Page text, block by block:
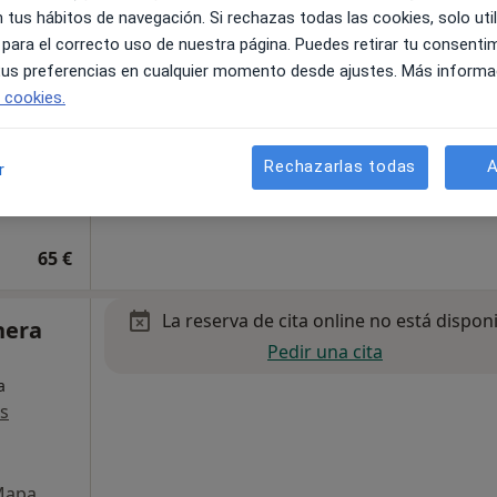
65 €
La reserva de cita online no está
Pedir una cita
tus hábitos de navegación. Si rechazas todas las cookies, solo
el correcto uso de nuestra página. Puedes retirar tu
preferencias en cualquier momento desde ajustes. Más
Rechazarlas todas